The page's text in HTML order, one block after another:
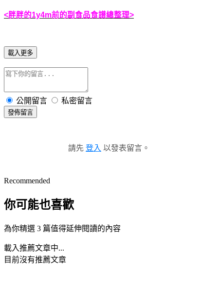
<胖胖的1y4m前的副食品食譜總整理>
載入更多
公開留言 私密留言
發佈留言
請先 登入 以發表留言。
Recommended
你可能也喜歡
為你精選 3 篇值得延伸閱讀的內容
載入推薦文章中...
目前沒有推薦文章